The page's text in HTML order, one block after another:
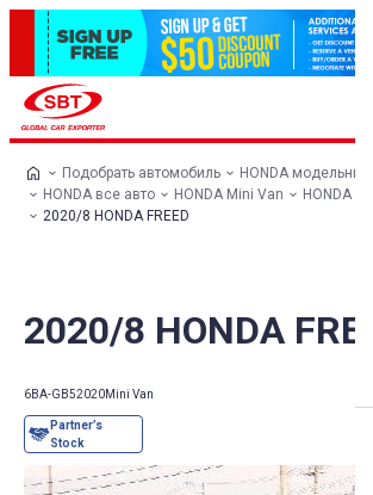
Подобрать автомобиль
HONDA модельный
HONDA все авто
HONDA Mini Van
HONDA
2020/8 HONDA FREED
2020/8 HONDA
6BA-GB52020Mini Van